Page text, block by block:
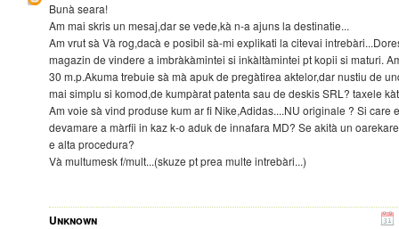
Bunà seara!
Am mai skris un mesaj,dar se vede,kà n-a ajuns la destinatie...
Am vrut sà Và rog,dacà e posibil sà-mi explikati la citevai
magazin de vindere a imbràkàmintei si inkàltàmintei pt kopii si maturi.
30 m.p.Akuma trebuie sà mà apuk de pregàtirea aktelor,dar nustiu de
mai simplu si komod,de kumpàrat patenta sau de deskis SRL? taxele
Am voie sà vind produse kum ar fi Nike,Adidas....NU originale ? Si care
devamare a màrfii in kaz k-o aduk de innafara MD? Se akità un
e alta procedura?
Và multumesk f/mult...(skuze pt prea multe intrebàri...)
Unknown